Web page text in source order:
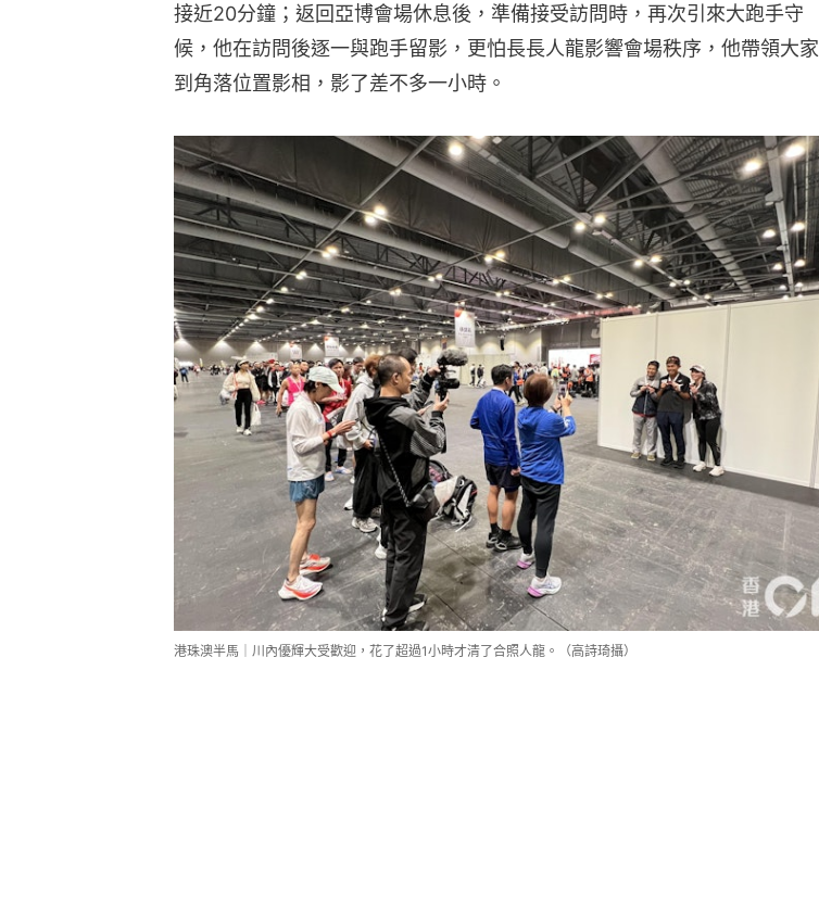
接近20分鐘；返回亞博會場休息後，準備接受訪問時，再次引來大跑手守
候，他在訪問後逐一與跑手留影，更怕長長人龍影響會場秩序，他帶領大家
到角落位置影相，影了差不多一小時。
港珠澳半馬｜川內優輝大受歡迎，花了超過1小時才清了合照人龍。（高詩琦攝）